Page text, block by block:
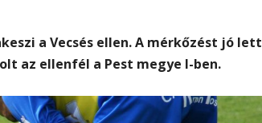
a Vecsés ellen. A mérkőzést jó lett
az ellenfél a Pest megye I-ben.